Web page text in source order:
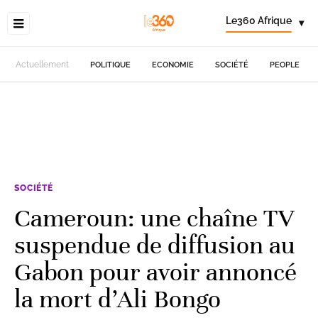
Le360 Afrique ▾
Actuellement POLITIQUE ECONOMIE SOCIÉTÉ PEOPLE
SOCIÉTÉ
Cameroun: une chaîne TV
suspendue de diffusion au
Gabon pour avoir annoncé
la mort d’Ali Bongo